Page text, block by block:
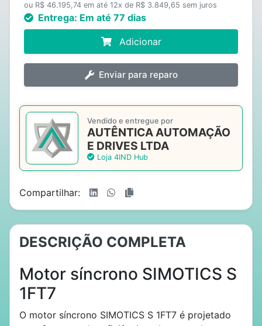
ou R$ 46.195,74 em até 12x de R$ 3.849,65 sem juros
Entrega: Em até 77 dias
Adicionar
Enviar para reparo
Vendido e entregue por
AUTÊNTICA AUTOMAÇÃO
E DRIVES LTDA
Loja 4IND Hub
Compartilhar:
DESCRIÇÃO COMPLETA
Motor síncrono SIMOTICS S
1FT7
O motor síncrono SIMOTICS S 1FT7 é projetado